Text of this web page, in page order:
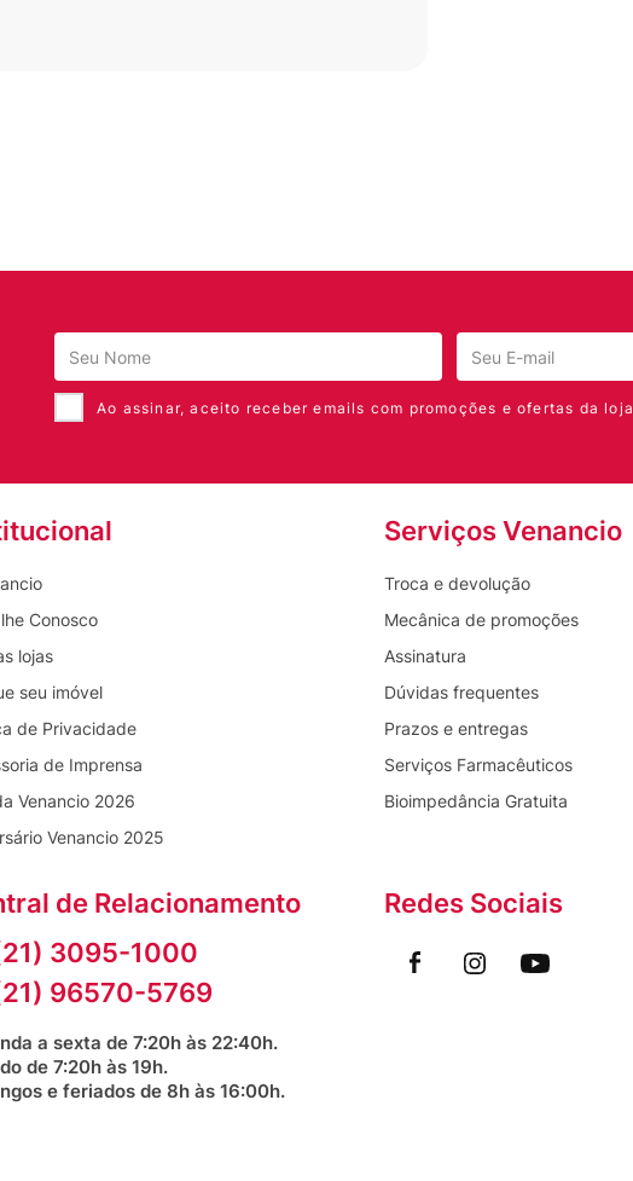
sorbato de potássio e benzoato de
e protege as células contra danos.
naturais do corpo.
saúde cerebral.
de água ou suco. Pode ser aplicado
e segurança.
bactérias e fungos, e promover saúde geral
da própolis verde brasileira com uma
pelo organismo.
Ao assinar, aceito receber emails com promoções e ofertas da loja
Conosco
lojas
seu imóvel
de Privacidade
de Imprensa
Venancio 2026
Venancio 2025
Serviços Venancio
Troca e devolução
Mecânica de promoções
Assinatura
Dúvidas frequentes
Prazos e entregas
Serviços Farmacêuticos
Bioimpedância Gratuita
de Relacionamento
3095-1000
96570-5769
a sexta de 7:20h às 22:40h.
de 7:20h às 19h.
e feriados de 8h às 16:00h.
Redes Sociais